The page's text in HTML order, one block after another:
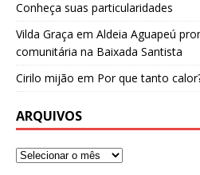
Conheça suas particularidades
Vilda Graça em Aldeia Aguapeú
comunitária na Baixada Santista
Cirilo mijão em Por que tanto
ARQUIVOS